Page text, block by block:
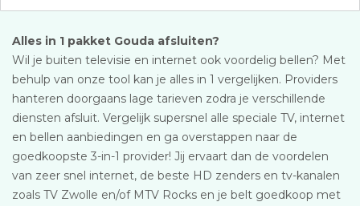
Alles in 1 pakket Gouda afsluiten?
Wil je buiten televisie en internet ook voordelig bellen? Met
behulp van onze tool kan je alles in 1 vergelijken. Providers
hanteren doorgaans lage tarieven zodra je verschillende
diensten afsluit. Vergelijk supersnel alle speciale TV, internet
en bellen aanbiedingen en ga overstappen naar de
goedkoopste 3-in-1 provider! Jij ervaart dan de voordelen
van zeer snel internet, de beste HD zenders en tv-kanalen
zoals TV Zwolle en/of MTV Rocks en je belt goedkoop met